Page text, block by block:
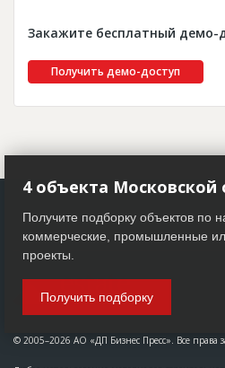
Закажите бесплатный демо-
Получить демо-доступ
© 2005–2026 АО «ДП Бизнес Пресс». Все
4 объекта Московской
Получите подборку объектов по
коммерческие, промышленные
проекты.
Получить подборку